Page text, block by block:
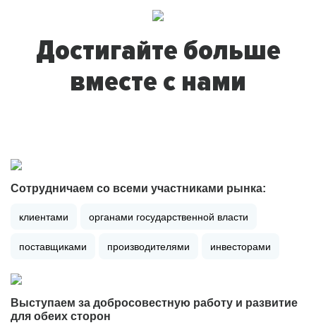
Достигайте больше
вместе с нами
Сотрудничаем со всеми участниками рынка:
клиентами органами государственной власти
поставщиками производителями инвесторами
Выступаем за добросовестную работу и развитие
для обеих сторон